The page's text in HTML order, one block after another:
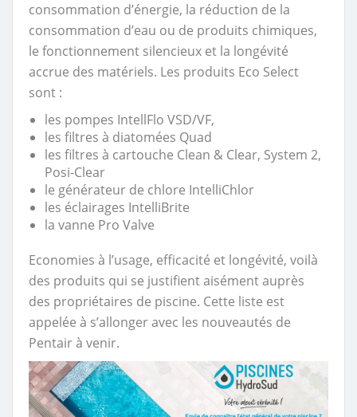
consommation d’énergie, la réduction de la
consommation d’eau ou de produits chimiques,
le fonctionnement silencieux et la longévité
accrue des matériels. Les produits Eco Select
sont :
les pompes IntellFlo VSD/VF,
les filtres à diatomées Quad
les filtres à cartouche Clean & Clear, System 2,
Posi-Clear
le générateur de chlore IntelliChlor
les éclairages IntelliBrite
la vanne Pro Valve
Economies à l’usage, efficacité et longévité, voilà
des produits qui se justifient aisément auprès
des propriétaires de piscine. Cette liste est
appelée à s’allonger avec les nouveautés de
Pentair à venir.